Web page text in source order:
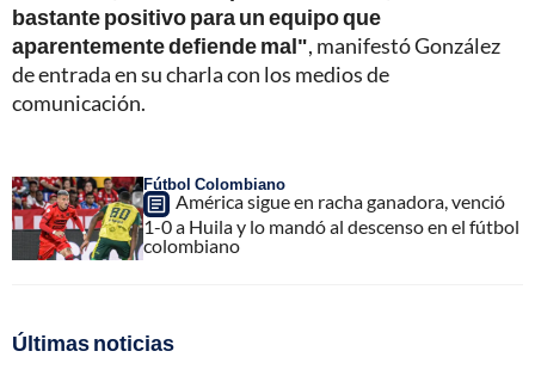
bastante positivo para un equipo que
aparentemente defiende mal", manifestó González
de entrada en su charla con los medios de
comunicación.
Fútbol Colombiano
América sigue en racha ganadora, venció
1-0 a Huila y lo mandó al descenso en el fútbol
colombiano
Últimas noticias